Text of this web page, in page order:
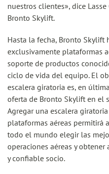
nuestros clientes», dice
Bronto Skylift.
Hasta la fecha, Bronto Skylift
exclusivamente plataformas
soporte de productos
ciclo de vida del equipo. El
escalera giratoria es, en
oferta de Bronto Skylift en el
Agregar una escalera
plataformas aéreas permitirá
todo el mundo elegir las
operaciones aéreas y
y confiable socio.